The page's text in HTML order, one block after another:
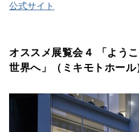
公式サイト
オススメ展覧会４ 「よう
世界へ」（ミキモトホール